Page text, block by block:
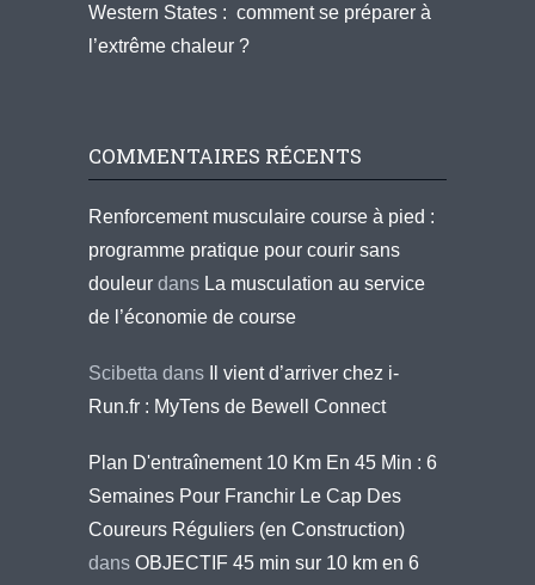
Western States : comment se préparer à
l’extrême chaleur ?
COMMENTAIRES RÉCENTS
Renforcement musculaire course à pied :
programme pratique pour courir sans
douleur dans La musculation au service
de l’économie de course
Scibetta dans
Il vient d’arriver chez i-
Run.fr : MyTens de Bewell Connect
Plan D'entraînement 10 Km En 45 Min : 6
Semaines Pour Franchir Le Cap Des
Coureurs Réguliers (en Construction)
dans OBJECTIF 45 min sur 10 km en 6